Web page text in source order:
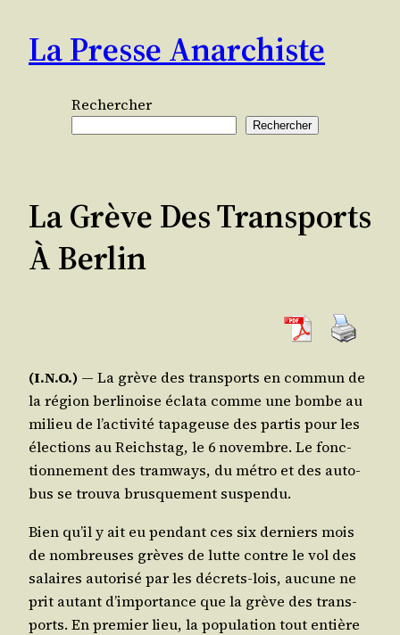
contenu
La Presse Anarchiste
Rechercher
Rechercher
La Grève Des Transports
À Berlin
(I.N.O.) ― La grève des trans­ports en com­mun de
la région ber­li­noise écla­ta comme une bombe au
milieu de l’ac­ti­vi­té tapa­geuse des par­tis pour les
élec­tions au Reichs­tag, le 6 novembre. Le fonc­
tion­ne­ment des tram­ways, du métro et des auto­
bus se trou­va brus­que­ment suspendu.
Bien qu’il y ait eu pen­dant ces six der­niers mois
de nom­breuses grèves de lutte contre le vol des
salaires auto­ri­sé par les décrets-lois, aucune ne
prit autant d’im­por­tance que la grève des trans­
ports. En pre­mier lieu, la popu­la­tion tout entière